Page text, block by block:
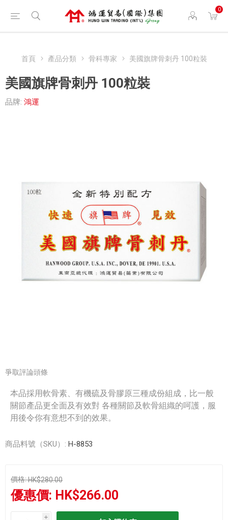
0
首頁 產品分類 骨科專家 美國旗牌骨刺丹 100粒裝
美國旗牌骨刺丹 100粒裝
品牌: 鴻運
爭取評論頭條
本品採用軟骨素、有機硫及骨膠原三種成份組成，比一般
關節產品更全面及有效對 各種關節及軟骨組織的呵護，服
用後令你有意想不到的效果。
商品料號（SKU）: H-8853
價格:HK$280.00
優惠價: HK$266.00
i